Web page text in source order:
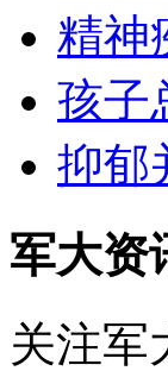
精神
孩子
抑郁
军大资
关注军